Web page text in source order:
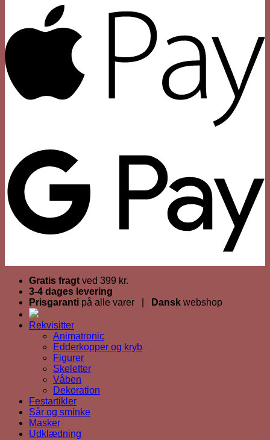
Gratis fragt ved 399 kr.
3-4 dages levering
Prisgaranti på alle varer | Dansk webshop
Rekvisitter
Animatronic
Edderkopper og kryb
Figurer
Skeletter
Våben
Dekoration
Festartikler
Sår og sminke
Masker
Udklædning